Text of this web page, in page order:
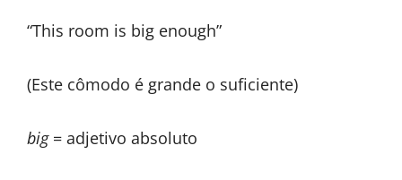
“This room is big enough”
(Este cômodo é grande o suficiente)
big = adjetivo absoluto